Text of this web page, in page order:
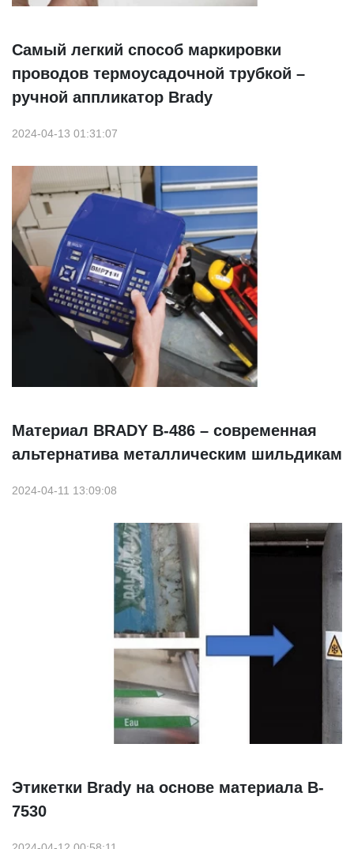
Самый легкий способ маркировки
проводов термоусадочной трубкой –
ручной аппликатор Brady
2024-04-13 01:31:07
Материал BRADY B-486 – современная
альтернатива металлическим шильдикам
2024-04-11 13:09:08
Этикетки Brady на основе материала B-
7530